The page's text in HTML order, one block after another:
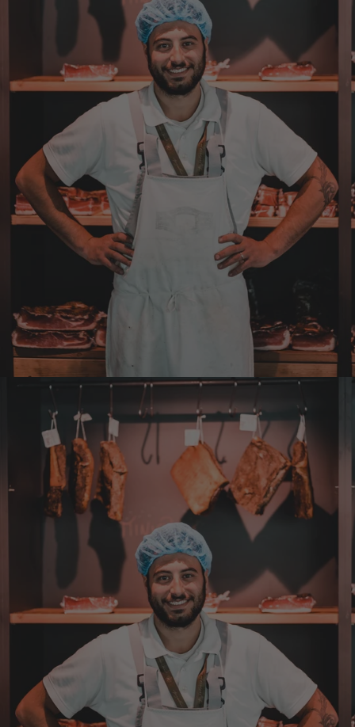
Bernhard
Verifizierter Kunde
Die Ware wurde sehr schnell geliefert und ich
habe sie dann auch gleich probiert und es ist
natürlich ein wunderbarer Geschmack aus
Tirol und ich bin froh, dass sie so eine gute
Qualität liefert
Verifizierter Kunde
Der Schinken schmeckt sehr gut durch die
Bergkräuter. Ich würde mir wünschen
einzelne Teile zu bestellen. Meistens sind es
Pakete. Bin Rentnerin und brauche nicht so
viel.
Ulrich
Tolles Angebot, Qualität und Geschmack -
Note 1
Elfi
Verifizierter Kunde
Man gibt sich sehr viel Mühe mit meine
Wünsche zu erfüllen !! Vielen Dank dafür!!
7.8.2026
Anonym
Verifizierter Kunde
Bisher alles lecker und gut.
Verifizierter Kunde
Hallo Ich konnte erst heute mein Paket
abholen , bin sehr überrascht kann Euch nur